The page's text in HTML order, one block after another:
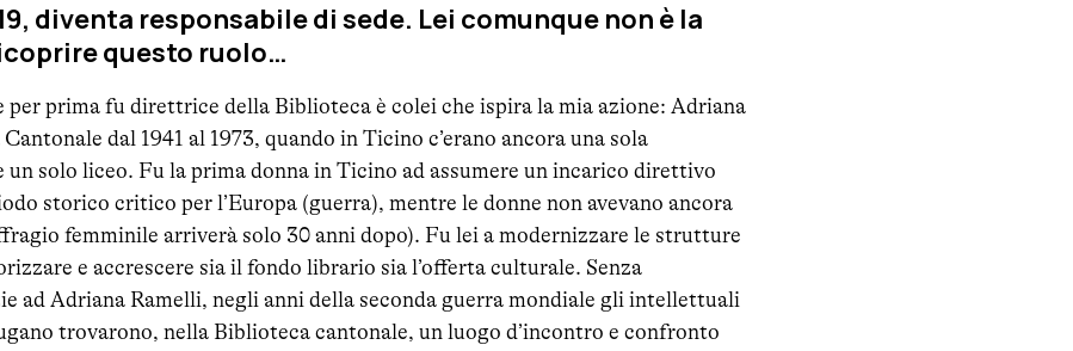
diventa responsabile di sede. Lei comunque non è la
questo ruolo…
per prima fu direttrice della Biblioteca è colei che ispira la mia azione: Adriana
dal 1941 al 1973, quando in Ticino c’erano ancora una sola
un solo liceo. Fu la prima donna in Ticino ad assumere un incarico direttivo
storico critico per l’Europa (guerra), mentre le donne non avevano ancora
femminile arriverà solo 30 anni dopo). Fu lei a modernizzare le strutture
e accrescere sia il fondo librario sia l’offerta culturale. Senza
ad Adriana Ramelli, negli anni della seconda guerra mondiale gli intellettuali
trovarono, nella Biblioteca cantonale, un luogo d’incontro e confronto